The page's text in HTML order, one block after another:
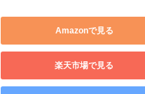
Amazonで見る
楽天市場で見る